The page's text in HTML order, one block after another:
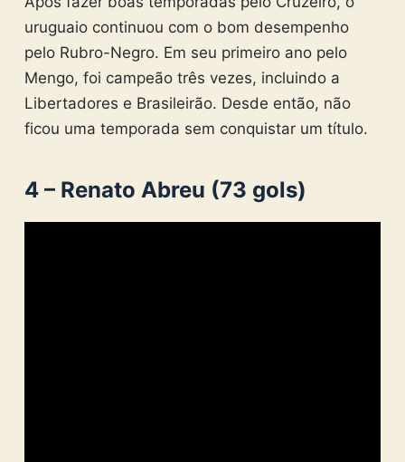
uruguaio continuou com o bom desempenho
pelo Rubro-Negro. Em seu primeiro ano pelo
Mengo, foi campeão três vezes, incluindo a
Libertadores e Brasileirão. Desde então, não
ficou uma temporada sem conquistar um título.
4 – Renato Abreu (73 gols)